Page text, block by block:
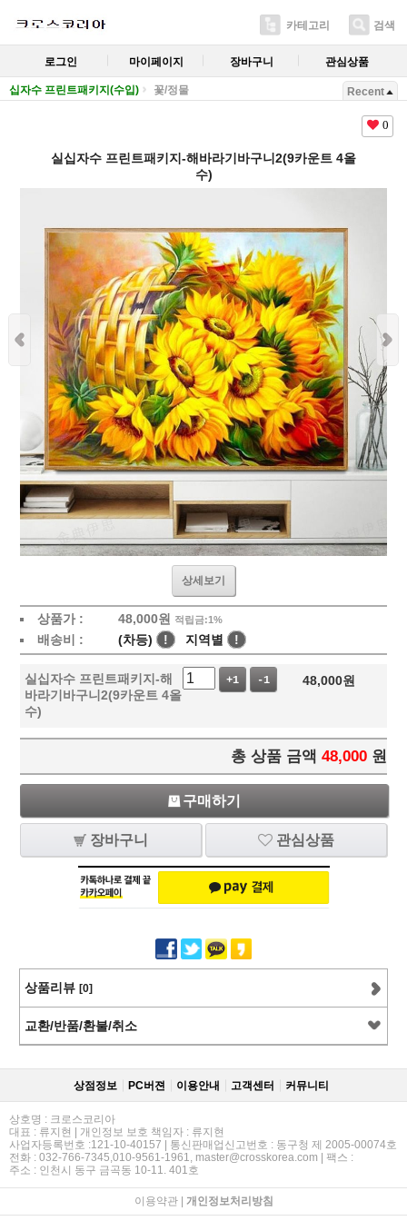
카테고리 검색
로그인 마이페이지 장바구니 관심상품
십자수 프린트패키지(수입) 꽃/정물 Recent
0
실십자수 프린트패키지-해바라기바구니2(9카운트 4올
수)
상세보기
상품가 : 48,000원 적립금:1%
배송비 : (차등) ! 지역별 !
실십자수 프린트패키지-해
바라기바구니2(9카운트 4올
수)
+1 -1 48,000원
총 상품 금액 48,000 원
구매하기
장바구니 관심상품
상품리뷰 [0]
교환/반품/환불/취소
상점정보 PC버젼 이용안내 고객센터 커뮤니티
상호명 : 크로스코리아
대표 : 류지현 | 개인정보 보호 책임자 : 류지현
사업자등록번호 :121-10-40157 | 통신판매업신고번호 : 동구청 제 2005-00074호
전화 : 032-766-7345,010-9561-1961, master@crosskorea.com | 팩스 :
주소 : 인천시 동구 금곡동 10-11. 401호
이용약관| 개인정보처리방침